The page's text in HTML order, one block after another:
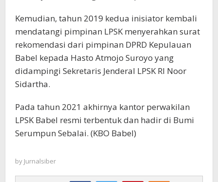
Kemudian, tahun 2019 kedua inisiator kembali
mendatangi pimpinan LPSK menyerahkan surat
rekomendasi dari pimpinan DPRD Kepulauan
Babel kepada Hasto Atmojo Suroyo yang
didampingi Sekretaris Jenderal LPSK RI Noor
Sidartha.
Pada tahun 2021 akhirnya kantor perwakilan
LPSK Babel resmi terbentuk dan hadir di Bumi
Serumpun Sebalai. (KBO Babel)
by Jurnalsiber